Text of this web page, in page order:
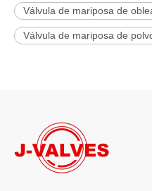
Válvula de mariposa de
Válvula de mariposa de